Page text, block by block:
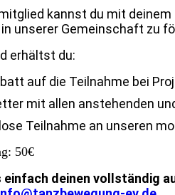
kannst du mit
unserer Gemeinschaft zu
erhältst du:
auf die Teilnahme bei
mit allen anstehenden
Teilnahme an unseren
50€
einfach deinen vollständig